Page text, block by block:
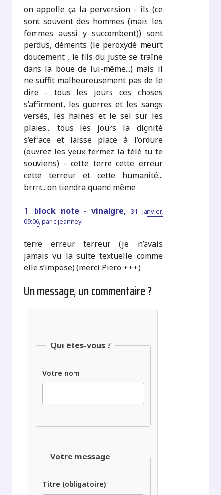
on appelle ça la perversion - ils (ce
sont souvent des hommes (mais les
femmes aussi y succombent)) sont
perdus, déments (le peroxydé meurt
doucement , le fils du juste se traîne
dans la boue de lui-même...) mais il
ne suffit malheureusement pas de le
dire - tous les jours ces choses
s’affirment, les guerres et les sangs
versés, les haines et le sel sur les
plaies... tous les jours la dignité
s’efface et laisse place à l’ordure
(ouvrez les yeux fermez la télé tu te
souviens) - cette terre cette erreur
cette terreur et cette humanité...
brrrr... on tiendra quand même
1. block note - vinaigre,31 janvier,
09:06,parc jeanney
terre erreur terreur (je n’avais
jamais vu la suite textuelle comme
elle s’impose) (merci Piero +++)
Un message, un commentaire ?
Qui êtes-vous ?
Votre nom
Votre message
Titre (obligatoire)